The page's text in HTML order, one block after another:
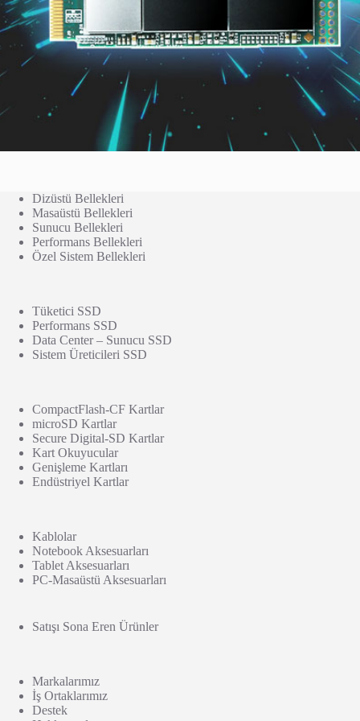
Dizüstü Bellekleri
Masaüstü Bellekleri
Sunucu Bellekleri
Performans Bellekleri
Özel Sistem Bellekleri
Tüketici SSD
Performans SSD
Data Center – Sunucu SSD
Sistem Üreticileri SSD
CompactFlash-CF Kartlar
microSD Kartlar
Secure Digital-SD Kartlar
Kart Okuyucular
Genişleme Kartları
Endüstriyel Kartlar
Kablolar
Notebook Aksesuarları
Tablet Aksesuarları
PC-Masaüstü Aksesuarları
Satışı Sona Eren Ürünler
Markalarımız
İş Ortaklarımız
Destek